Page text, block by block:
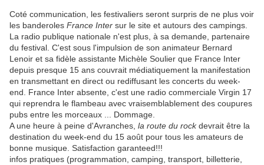
Coté communication, les festivaliers seront surpris de ne plus voir
les banderoles France Inter sur le site et autours des campings.
La radio publique nationale n'est plus, à sa demande, partenaire
du festival. C'est sous l'impulsion de son animateur Bernard
Lenoir et sa fidèle assistante Michèle Soulier que France Inter
depuis presque 15 ans couvrait médiatiquement la manifestation
en transmettant en direct ou rediffusant les concerts du week-
end. France Inter absente, c'est une radio commerciale Virgin 17
qui reprendra le flambeau avec vraisemblablement des coupures
pubs entre les morceaux ... Dommage.
A une heure à peine d'Avranches, la route du rockdevrait être la
destination du week-end du 15 août pour tous les amateurs de
bonne musique. Satisfaction garanteed!!!
infos pratiques (programmation, camping, transport, billetterie,